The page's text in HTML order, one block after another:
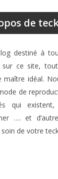
de
destiné à
sur ce site,
maître idéal.
de
qui
…. et
de votre